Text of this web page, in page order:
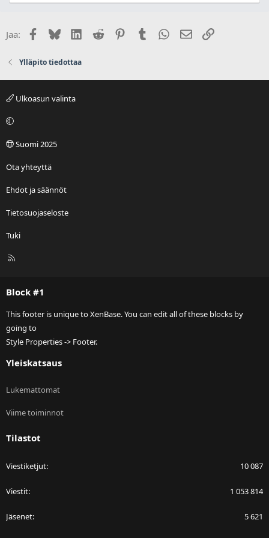
Jaa: Facebook
BlueskyLinkedIn
Reddit PinterestTumblr WhatsApp
Sähköposti
Linkki
Ylläpito tiedottaa
Ulkoasun valinta
Suomi 2025
Ota yhteyttä
Ehdot ja säännöt
Tietosuojaseloste
Tuki
R
Block #1
This footer is unique to XenBase. You can edit all of these blocks by
going to
Style Properties -> Footer.
Yleiskatsaus
Lukemattomat
Viime toiminnot
Tilastot
Viestiketjut 10 087
Viestit 1 053 814
Jäsenet 5 621